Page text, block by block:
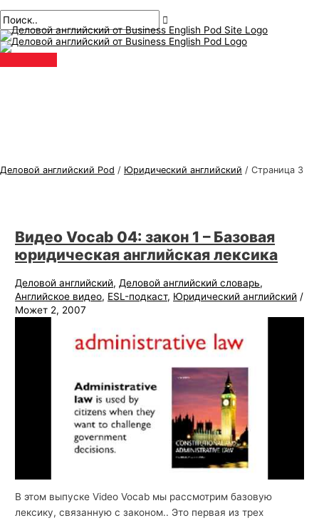
к
содержанию
меню
Деловой английский Pod / Юридический английский / Страница 3
Видео Vocab 04: закон 1 – Базовая
юридическая английская лексика
Деловой английский, Деловой английский словарь,
Английское видео, ESL-подкаст, Юридический английский /
Может 2, 2007
В этом выпуске Video Vocab мы рассмотрим базовую
лексику, связанную с законом.. Это первая из трех
сообщений
Т
е
м
ы
а
н
г
л
и
И
с
к
а